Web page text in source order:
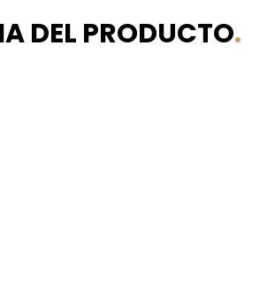
DEL PRODUCTO.